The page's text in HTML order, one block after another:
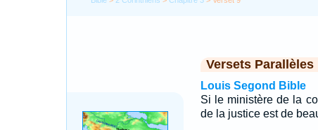
Versets Parallèles
Louis Segond Bible
Si le ministère de la
de la justice est de